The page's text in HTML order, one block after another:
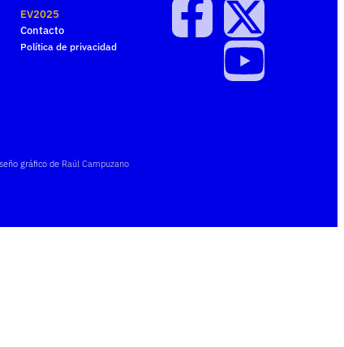
EV2025
Contacto
Política de privacidad
gráfico de Raúl Campuzano